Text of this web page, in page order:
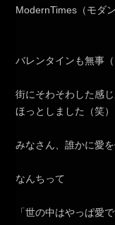
ModernTimes（モダ
バレンタインも無事
街にそわそわした感
ほっとしました（笑）
みなさん、誰かに愛
なんちって
「世の中はやっぱ愛